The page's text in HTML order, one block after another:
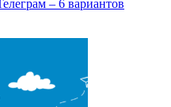
– 6 вариантов